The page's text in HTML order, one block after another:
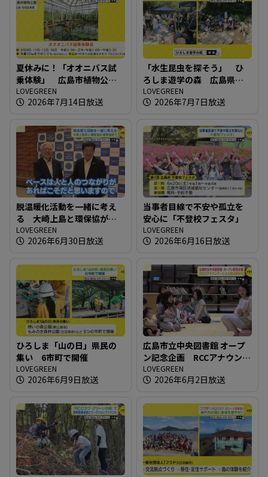
夏休みに！「オオニバス試
乗体験」 広島市植物公園
サマーフェア
LOVEGREEN
2026年7月14日放送
「水生昆虫を探そう」 ひ
ろしま遊学の森 広島県緑
化センター
LOVEGREEN
2026年7月7日放送
脱温暖化活動を一緒に考え
る 大崎上島と環保協が連
携協定！！
LOVEGREEN
2026年6月30日放送
当事者目線で不安や孤立を
安心に「不登校フェスタ」
LOVEGREEN
2026年6月16日放送
ひろしま「山の日」県民の
集い 6市町で開催
LOVEGREEN
2026年6月9日放送
広島市立中央図書館 オープ
ン記念企画 RCCアナウンサ
ーによる読み聞かせ
LOVEGREEN
2026年6月2日放送